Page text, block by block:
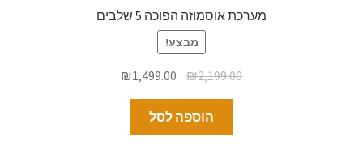
מערכת אוסמוזה הפוכה 5 שלבים
מבצע!
₪2,199.00
₪1,499.00
הוספה לסל